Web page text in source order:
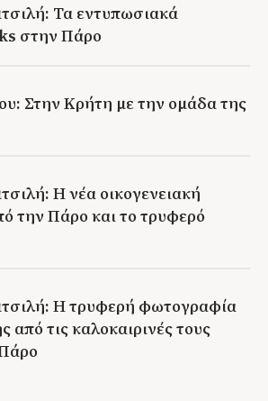
Τα εντυπωσιακά
στην Πάρο
Στην Κρήτη με την ομάδα της
Η νέα οικογενειακή
την Πάρο και το τρυφερό
Η τρυφερή φωτογραφία
από τις καλοκαιρινές τους